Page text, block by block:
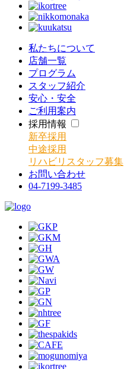
私たちについて
店舗一覧
プログラム
スタッフ紹介
安心・安全
ご利用案内
採用情報
新卒採用
中途採用
リハビリスタッフ募集
お問い合わせ
04-7199-3485